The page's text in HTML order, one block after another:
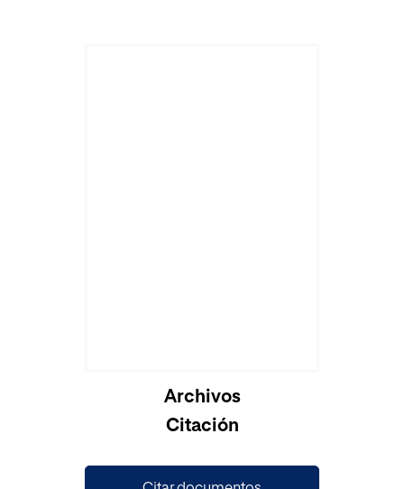
Cargando...
Archivos
Citación